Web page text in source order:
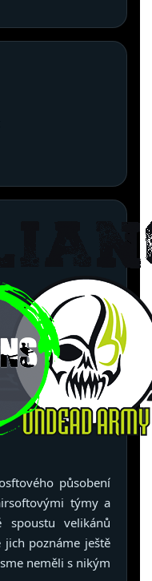
působení
týmy a
spoustu velikánů
poznáme ještě
neměli s nikým